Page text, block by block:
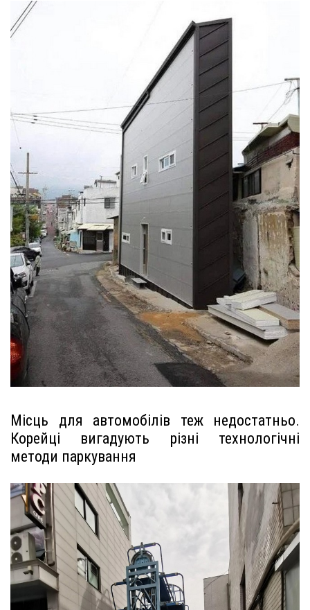
Місць для автомобілів теж недостатньо.
Корейці вигадують різні технологічні
методи паркування